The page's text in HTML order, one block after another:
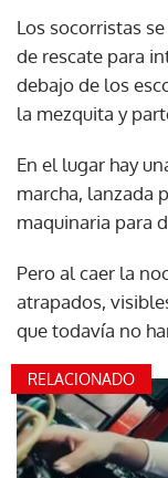
Los socorristas
de rescate para
debajo de los
la mezquita y
En el lugar hay
marcha, lanzada
maquinaria para
Pero al caer la
atrapados,
que todavía no
RELACIONADO